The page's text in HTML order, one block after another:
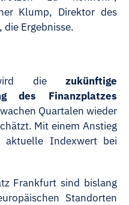
Klump, Direktor des
Ergebnisse.
wird diezukünftige
des Finanzplatzes
Quartalen wieder
Mit einem Anstieg
Indexwert bei
Frankfurt sind bislang
Standorten